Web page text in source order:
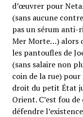
d’œuvrer pour
(sans aucune
pas un sérum anti-
Mer Morte…) alors
les pantoufles de
(sans salaire non
coin de la rue)
droit du petit État
Orient. C’est fou
défendre